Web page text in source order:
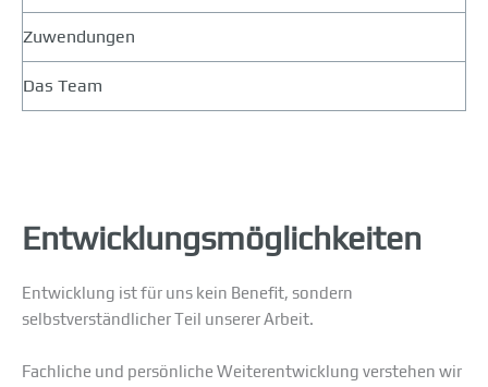
Zuwendungen
Das Team
Entwicklungsmöglichkeiten
Entwicklung ist für uns kein Benefit, sondern
selbstverständlicher Teil unserer Arbeit.
Fachliche und persönliche Weiterentwicklung verstehen wir